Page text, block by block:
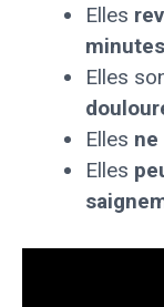
Elles
minutes
Elles
Elles ne
Elles